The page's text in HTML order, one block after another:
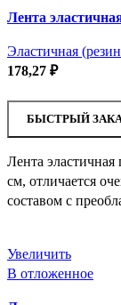
Лента
Эластичная
178,27 ₽
БЫСТРЫЙ
Лента
см, отличается
составом с
Увеличить
В отложенное